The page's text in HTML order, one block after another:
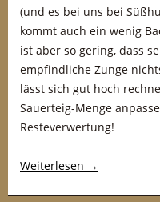
(und es bei uns bei
kommt auch ein wenig
ist aber so gering, dass
empfindliche Zunge
lässt sich gut hoch
Sauerteig-Menge
Resteverwertung!
Weiterlesen →